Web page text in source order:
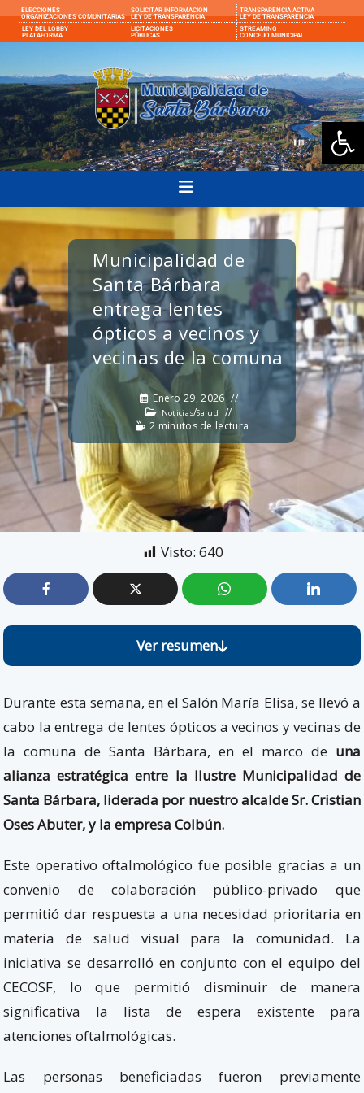
ELECCIONES
ORGANIZACIONES COMUNITARIAS
SOLICITAR INFORMACIÓN
LEY DE TRANSPARENCIA
TRANSPARENCIA ACTIVA
LEY DE TRANSPARENCIA
LEY DEL LOBBY
PLATAFORMA
LICITACIONES
PÚBLICAS
STREAMING
CONCEJO MUNICIPAL
Municipalidad de
Santa Bárbara
entrega lentes
ópticos a vecinos y
vecinas de la comuna
Enero 29, 2026
Noticias/Salud
2 minutos de lectura
Visto: 640
Ver resumen
Durante esta semana, en el Salón María Elisa, se llevó a
cabo la entrega de lentes ópticos a vecinos y vecinas de
la comuna de Santa Bárbara, en el marco de una
alianza estratégica entre la Ilustre Municipalidad de
Santa Bárbara, liderada por nuestro alcalde Sr. Cristian
Oses Abuter, y la empresa Colbún.
Este operativo oftalmológico fue posible gracias a un
convenio de colaboración público-privado que
permitió dar respuesta a una necesidad prioritaria en
materia de salud visual para la comunidad. La
iniciativa se desarrolló en conjunto con el equipo del
CECOSF, lo que permitió disminuir de manera
significativa la lista de espera existente para
atenciones oftalmológicas.
Las personas beneficiadas fueron previamente